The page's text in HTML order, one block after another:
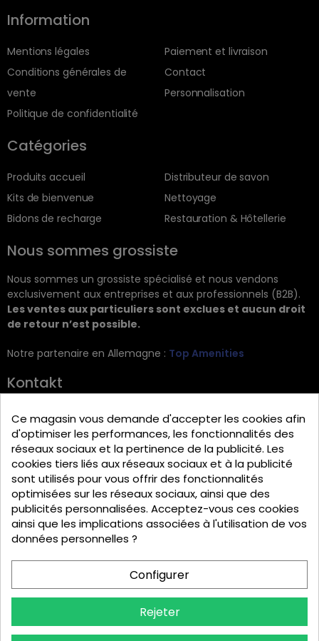
Information
Mentions légales
Conditions générales de
vente
Politique de confidentialité
Paiement et livraison
Contact
Personnalisation
Catégories
Produits accueil
Kits de bienvenue
Bidons de recharge
Distributeur de savon
Nettoyage
Restauration & Hôtellerie
Nous sommes grossiste
Nous sommes un grossiste spécialisé et nous vendons
exclusivement aux entreprises et aux professionnels (B2B).
Les ventes aux particuliers sont exclues et aucun droit
de retour n’est possible.
Notre partenaire en Allemagne : Top Amenities
Kontakt
C/ Retama 60
30833 Murcia
Tel: +34 644 902 406
info@bio-amenities.com
Español
Italiano
Português PT
Ce magasin vous demande d'accepter les cookies afin
d'optimiser les performances, les fonctionnalités des
réseaux sociaux et la pertinence de la publicité. Les
cookies tiers liés aux réseaux sociaux et à la publicité
sont utilisés pour vous offrir des fonctionnalités
optimisées sur les réseaux sociaux, ainsi que des
publicités personnalisées. Acceptez-vous ces cookies
ainsi que les implications associées à l'utilisation de vos
données personnelles ?
Configurer
Rejeter